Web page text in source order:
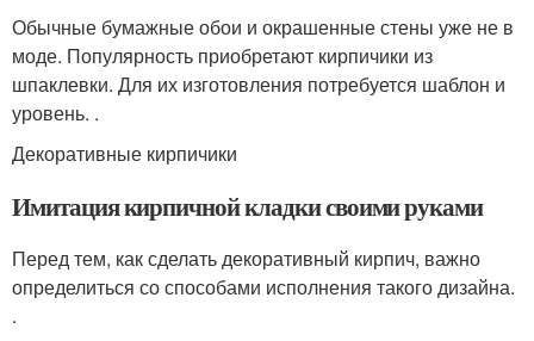
Обычные бумажные обои и окрашенные стены уже не в
моде. Популярность приобретают кирпичики из
шпаклевки. Для их изготовления потребуется шаблон и
уровень. .
Декоративные кирпичики
Имитация кирпичной кладки своими руками
Перед тем, как сделать декоративный кирпич, важно
определиться со способами исполнения такого дизайна.
.